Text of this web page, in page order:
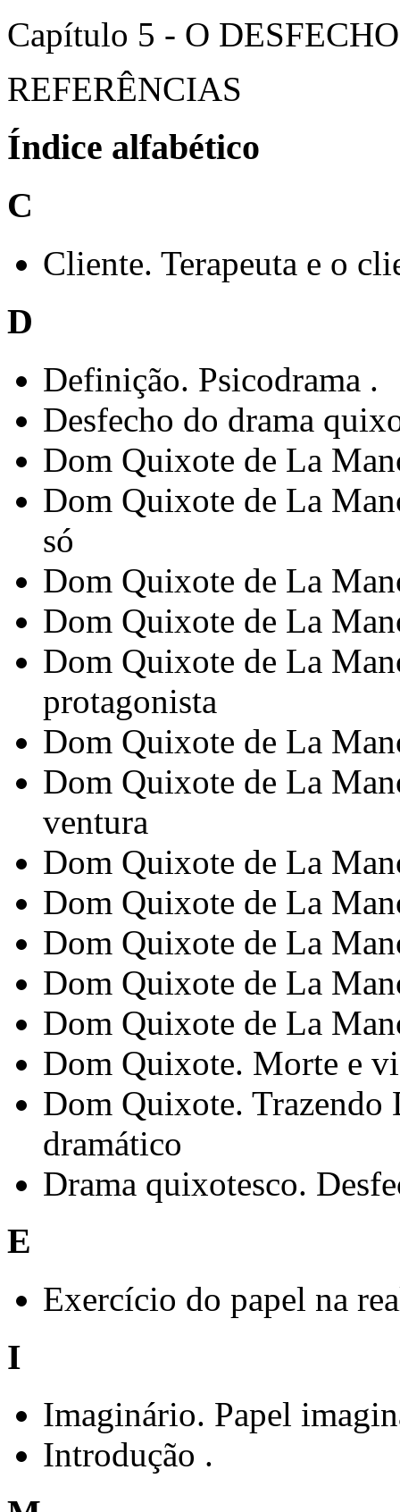
Capítulo 5 - O
REFERÊNCIAS
Índice alfabético
C
Cliente. Terapeuta e o
D
Definição. Psicodrama .
Desfecho do drama
Dom Quixote de La
Dom Quixote de La
só
Dom Quixote de La
Dom Quixote de La
Dom Quixote de La
protagonista
Dom Quixote de La
Dom Quixote de La
ventura
Dom Quixote de La
Dom Quixote de La
Dom Quixote de La
Dom Quixote de La
Dom Quixote de La
Dom Quixote. Morte e
Dom Quixote. Trazendo
dramático
Drama quixotesco.
E
Exercício do papel na
I
Imaginário. Papel
Introdução .